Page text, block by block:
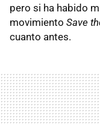
pero si ha habido
movimiento Save
cuanto antes.